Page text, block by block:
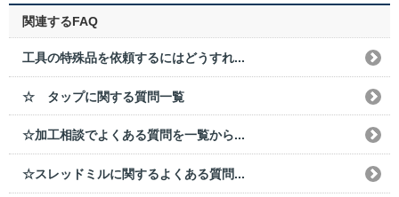
関連するFAQ
工具の特殊品を依頼するにはどうすれ...
☆ タップに関する質問一覧
☆加工相談でよくある質問を一覧から...
☆スレッドミルに関するよくある質問...